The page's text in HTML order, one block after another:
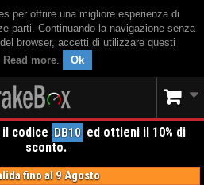
per offrire una migliore esperienza di
parti. Continuando la navigazione senza
browser, accetti di utilizzare questi
Read more. Ok
il codice DB10 ed ottieni il 10% di
sconto.
fino al 9 Agosto